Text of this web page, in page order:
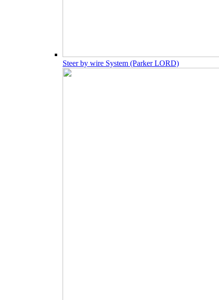
Steer by wire System (Parker LORD)